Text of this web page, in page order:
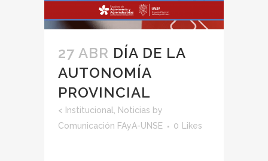
27 ABR DÍA DE LA
AUTONOMÍA
PROVINCIAL
< Institucional Noticias by
Comunicación FAyA-UNSE
0 Likes